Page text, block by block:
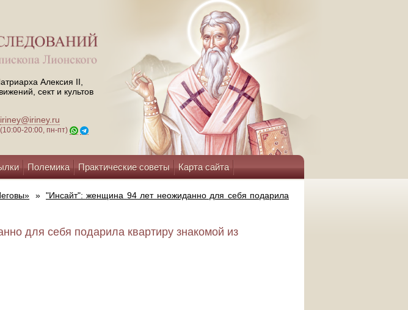
Алексия II,
сект и культов
iriney@iriney.ru
20:00, пн-пт)
Полемика Практические советы Карта сайта
» "Инсайт": женщина 94 лет неожиданно для себя подарила
для себя подарила квартиру знакомой из